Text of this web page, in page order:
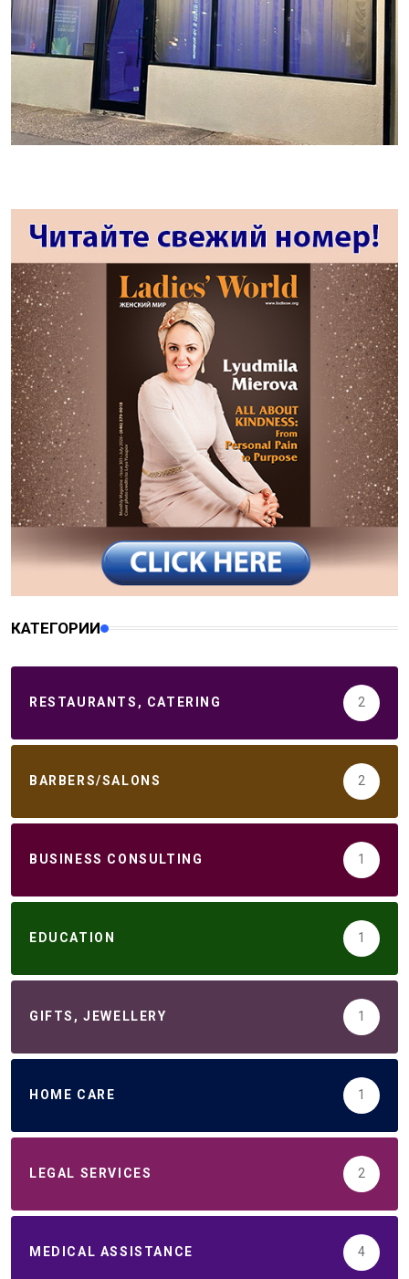
КАТЕГОРИИ
RESTAURANTS, CATERING 2
BARBERS/SALONS 2
BUSINESS CONSULTING 1
EDUCATION 1
GIFTS, JEWELLERY 1
HOME CARE 1
LEGAL SERVICES 2
MEDICAL ASSISTANCE 4